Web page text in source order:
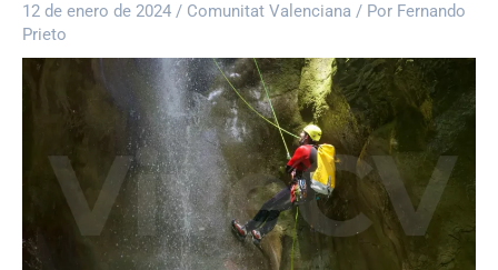
12 de enero de 2024 / Comunitat Valenciana / Por Fernando
Prieto